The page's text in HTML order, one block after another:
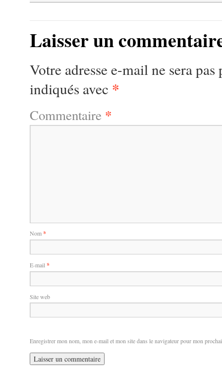
Laisser un
Votre adresse e-mail ne sera pas
indiqués avec *
Commentaire *
Nom*
E-mail *
Site web
Enregistrer mon nom, mon e-mail et mon site dans le navigateur pour mon